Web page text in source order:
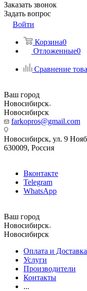
Заказать звонок
Задать вопрос
Войти
Корзина0
Отложенные0
Сравнение
Ваш город
Новосибирск
Новосибирск
farkopros@gmail.com
Новосибирск, ул. 9
630009, Россия
Вконтакте
Telegram
WhatsApp
Ваш город
Новосибирск
Новосибирск
Оплата и Доставка
Услуги
Производители
Контакты
...